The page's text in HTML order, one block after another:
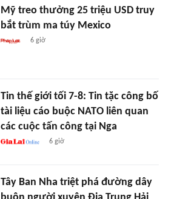
Mỹ treo thưởng 25 triệu USD truy
bắt trùm ma túy Mexico
6 giờ
Tin thế giới tối 7-8: Tin tặc công bố
tài liệu cáo buộc NATO liên quan
các cuộc tấn công tại Nga
6 giờ
Tây Ban Nha triệt phá đường dây